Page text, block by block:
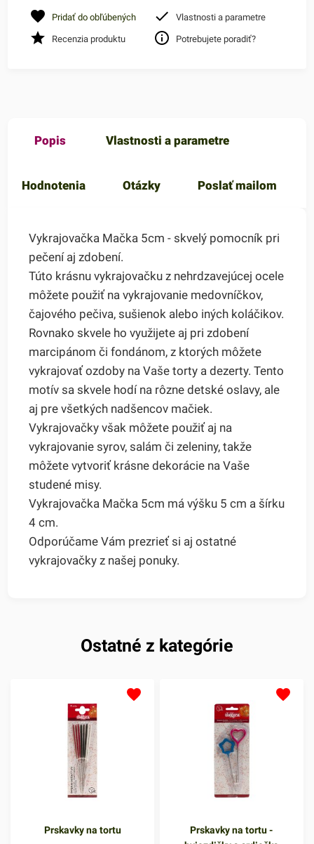
Pridať do obľúbených Vlastnosti a parametre
Recenzia produktu Potrebujete poradiť?
Popis Vlastnosti a parametre
Hodnotenia Otázky Poslať mailom
Vykrajovačka Mačka 5cm - skvelý pomocník pri
pečení aj zdobení.
Túto krásnu vykrajovačku z nehrdzavejúcej ocele
môžete použiť na vykrajovanie medovníčkov,
čajového pečiva, sušienok alebo iných koláčikov.
Rovnako skvele ho využijete aj pri zdobení
marcipánom či fondánom, z ktorých môžete
vykrajovať ozdoby na Vaše torty a dezerty. Tento
motív sa skvele hodí na rôzne detské oslavy, ale
aj pre všetkých nadšencov mačiek.
Vykrajovačky však môžete použiť aj na
vykrajovanie syrov, salám či zeleniny, takže
môžete vytvoriť krásne dekorácie na Vaše
studené misy.
Vykrajovačka Mačka 5cm má výšku 5 cm a šírku
4 cm.
Odporúčame Vám prezrieť si aj ostatné
vykrajovačky z našej ponuky.
Ostatné z kategórie
Prskavky na tortu
Prskavky na tortu -